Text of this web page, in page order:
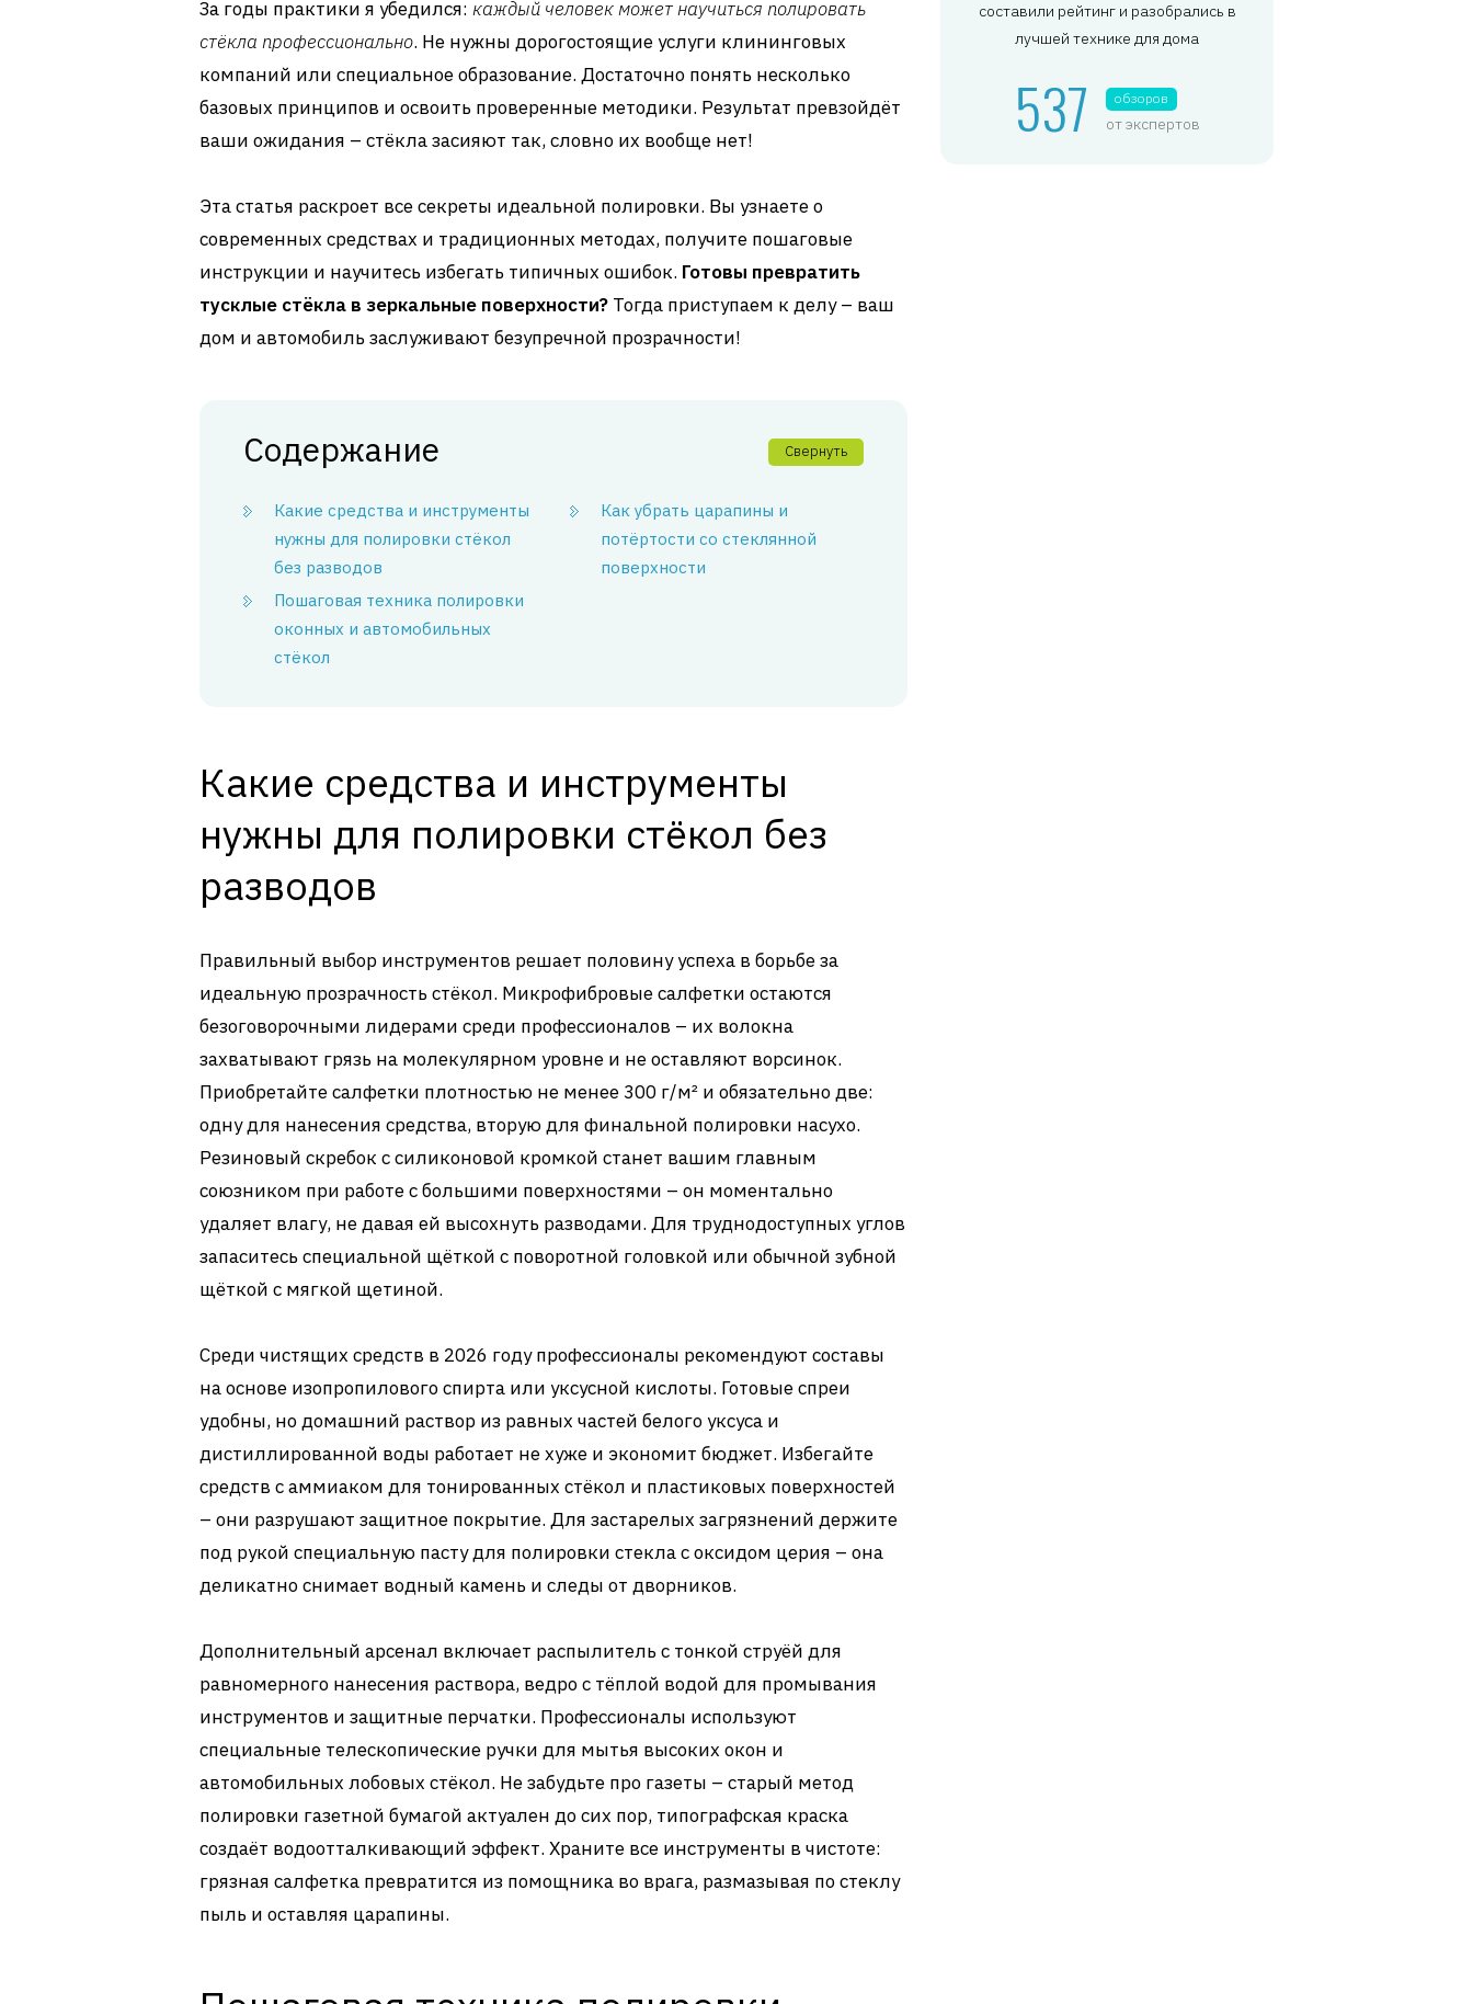
За годы практики я убедился: каждый человек может научиться полировать
стёкла профессионально. Не нужны дорогостоящие услуги клининговых
компаний или специальное образование. Достаточно понять несколько
базовых принципов и освоить проверенные методики. Результат превзойдёт
ваши ожидания – стёкла засияют так, словно их вообще нет!
Эта статья раскроет все секреты идеальной полировки. Вы узнаете о
современных средствах и традиционных методах, получите пошаговые
инструкции и научитесь избегать типичных ошибок. Готовы превратить
тусклые стёкла в зеркальные поверхности? Тогда приступаем к делу – ваш
дом и автомобиль заслуживают безупречной прозрачности!
Содержание Свернуть
Какие средства и инструменты
нужны для полировки стёкол
без разводов
Пошаговая техника полировки
оконных и автомобильных
стёкол
Как убрать царапины и
потёртости со стеклянной
поверхности
Какие средства и инструменты
нужны для полировки стёкол без
разводов
Правильный выбор инструментов решает половину успеха в борьбе за
идеальную прозрачность стёкол. Микрофибровые салфетки остаются
безоговорочными лидерами среди профессионалов – их волокна
захватывают грязь на молекулярном уровне и не оставляют ворсинок.
Приобретайте салфетки плотностью не менее 300 г/м² и обязательно две:
одну для нанесения средства, вторую для финальной полировки насухо.
Резиновый скребок с силиконовой кромкой станет вашим главным
союзником при работе с большими поверхностями – он моментально
удаляет влагу, не давая ей высохнуть разводами. Для труднодоступных углов
запаситесь специальной щёткой с поворотной головкой или обычной зубной
щёткой с мягкой щетиной.
Среди чистящих средств в 2026 году профессионалы рекомендуют составы
на основе изопропилового спирта или уксусной кислоты. Готовые спреи
удобны, но домашний раствор из равных частей белого уксуса и
дистиллированной воды работает не хуже и экономит бюджет. Избегайте
средств с аммиаком для тонированных стёкол и пластиковых поверхностей
– они разрушают защитное покрытие. Для застарелых загрязнений держите
под рукой специальную пасту для полировки стекла с оксидом церия – она
деликатно снимает водный камень и следы от дворников.
Дополнительный арсенал включает распылитель с тонкой струёй для
равномерного нанесения раствора, ведро с тёплой водой для промывания
инструментов и защитные перчатки. Профессионалы используют
специальные телескопические ручки для мытья высоких окон и
автомобильных лобовых стёкол. Не забудьте про газеты – старый метод
полировки газетной бумагой актуален до сих пор, типографская краска
создаёт водоотталкивающий эффект. Храните все инструменты в чистоте:
грязная салфетка превратится из помощника во врага, размазывая по стеклу
пыль и оставляя царапины.
составили рейтинг и разобрались в
лучшей технике для дома
537 обзоров
от экспертов